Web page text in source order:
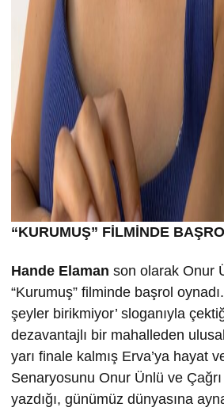
“KURUMUŞ” FİLMİNDE BA
Hande Elaman son olarak Onur
“Kurumuş” filminde başrol
şeyler birikmiyor’ sloganıyla
dezavantajlı bir mahalleden
yarı finale kalmış Erva’ya hayat
Senaryosunu Onur Ünlü ve Çağrı
yazdığı, günümüz dünyasına